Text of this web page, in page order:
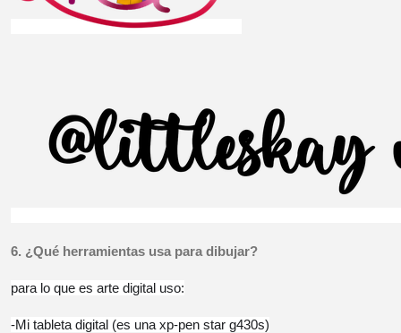
6. ¿Qué herramientas usa para dibujar?
para lo que es arte digital uso:
-Mi tableta digital (es una xp-pen star g430s)